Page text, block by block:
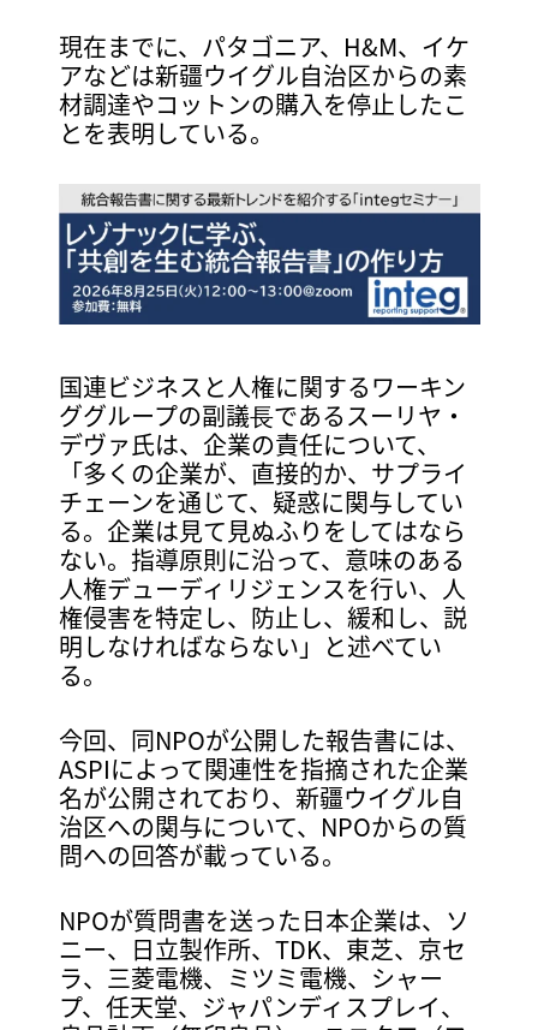
現在までに、パタゴニア、H&M、イケ
アなどは新疆ウイグル自治区からの素
材調達やコットンの購入を停止したこ
とを表明している。
国連ビジネスと人権に関するワーキン
ググループの副議⾧であるスーリヤ・
デヴァ氏は、企業の責任について、
「多くの企業が、直接的か、サプライ
チェーンを通じて、疑惑に関与してい
る。企業は見て見ぬふりをしてはなら
ない。指導原則に沿って、意味のある
人権デューディリジェンスを行い、人
権侵害を特定し、防止し、緩和し、説
明しなければならない」と述べてい
る。
今回、同NPOが公開した報告書には、
ASPIによって関連性を指摘された企業
名が公開されており、新疆ウイグル自
治区への関与について、NPOからの質
問への回答が載っている。
NPOが質問書を送った日本企業は、ソ
ニー、日立製作所、TDK、東芝、京セ
ラ、三菱電機、ミツミ電機、シャー
プ、任天堂、ジャパンディスプレイ、